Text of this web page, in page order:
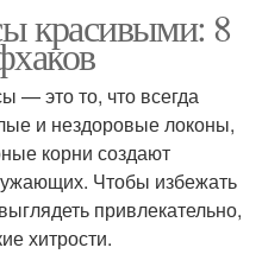
красивыми: 8
— это то, что всегда
и нездоровые локоны,
корни создают
Чтобы избежать
привлекательно,
хитрости.